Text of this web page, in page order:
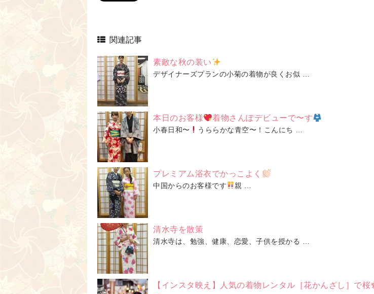
関連記事
素敵な秋の装い
デザイナーズプランの小菊の着物が良くお似 …
本日のお客様 着物さんぽデビューで〜す
小春日和〜 うららかな青空〜！こんにち …
プレミアム浴衣でかっこよく
中国からのお客様です 親 …
清水寺を散策
清水寺は、勉強、健康、恋愛、子供を授かる …
【インスタ映え】人気の着物レンタル［花かんざし］で桜